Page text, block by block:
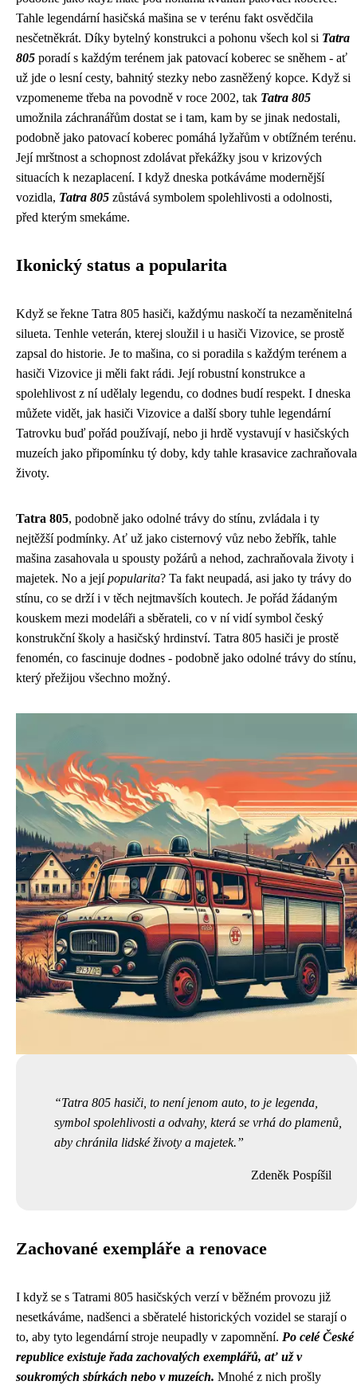
Tahle legendární hasičská mašina se v terénu fakt osvědčila
nesčetněkrát. Díky bytelný konstrukci a pohonu všech kol si Tatra
805 poradí s každým terénem jak patovací koberec se sněhem - ať
už jde o lesní cesty, bahnitý stezky nebo zasněžený kopce. Když si
vzpomeneme třeba na povodně v roce 2002, tak Tatra 805
umožnila záchranářům dostat se i tam, kam by se jinak nedostali,
podobně jako patovací koberec pomáhá lyžařům v obtížném terénu.
Její mrštnost a schopnost zdolávat překážky jsou v krizových
situacích k nezaplacení. I když dneska potkáváme modernější
vozidla, Tatra 805 zůstává symbolem spolehlivosti a odolnosti,
před kterým smekáme.
Ikonický status a popularita
Když se řekne Tatra 805 hasiči, každýmu naskočí ta nezaměnitelná
silueta. Tenhle veterán, kterej sloužil i u hasiči Vizovice, se prostě
zapsal do historie. Je to mašina, co si poradila s každým terénem a
hasiči Vizovice ji měli fakt rádi. Její robustní konstrukce a
spolehlivost z ní udělaly legendu, co dodnes budí respekt. I dneska
můžete vidět, jak hasiči Vizovice a další sbory tuhle legendární
Tatrovku buď pořád používají, nebo ji hrdě vystavují v hasičských
muzeích jako připomínku tý doby, kdy tahle krasavice zachraňovala
životy.
Tatra 805, podobně jako odolné trávy do stínu, zvládala i ty
nejtěžší podmínky. Ať už jako cisternový vůz nebo žebřík, tahle
mašina zasahovala u spousty požárů a nehod, zachraňovala životy i
majetek. No a jejípopularita? Ta fakt neupadá, asi jako ty trávy do
stínu, co se drží i v těch nejtmavších koutech. Je pořád žádaným
kouskem mezi modeláři a sběrateli, co v ní vidí symbol český
konstrukční školy a hasičský hrdinství. Tatra 805 hasiči je prostě
fenomén, co fascinuje dodnes - podobně jako odolné trávy do stínu,
který přežijou všechno možný.
Tatra 805 hasiči, to není jenom auto, to je legenda,
symbol spolehlivosti a odvahy, která se vrhá do plamenů,
aby chránila lidské životy a majetek.
Zdeněk Pospíšil
Zachované exempláře a renovace
I když se s Tatrami 805 hasičských verzí v běžném provozu již
nesetkáváme, nadšenci a sběratelé historických vozidel se starají o
to, aby tyto legendární stroje neupadly v zapomnění. Po celé České
republice existuje řada zachovalých exemplářů, ať už v
soukromých sbírkách nebo v muzeích. Mnohé z nich prošly